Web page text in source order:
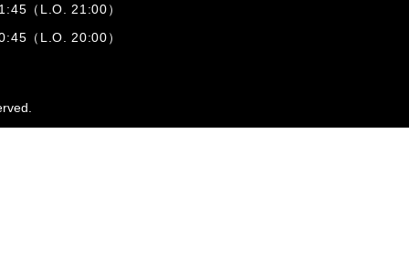
（L.O. 21:00）
（L.O. 20:00）